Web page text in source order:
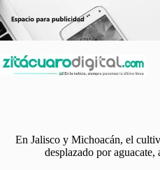
al
contenido
En Jalisco y Michoacán, el
desplazado por aguacate,